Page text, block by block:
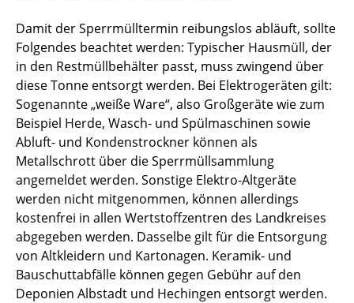
Damit der Sperrmülltermin reibungslos abläuft, sollte
Folgendes beachtet werden: Typischer Hausmüll, der
in den Restmüllbehälter passt, muss zwingend über
diese Tonne entsorgt werden. Bei Elektrogeräten gilt:
Sogenannte „weiße Ware“, also Großgeräte wie zum
Beispiel Herde, Wasch- und Spülmaschinen sowie
Abluft- und Kondenstrockner können als
Metallschrott über die Sperrmüllsammlung
angemeldet werden. Sonstige Elektro-Altgeräte
werden nicht mitgenommen, können allerdings
kostenfrei in allen Wertstoffzentren des Landkreises
abgegeben werden. Dasselbe gilt für die Entsorgung
von Altkleidern und Kartonagen. Keramik- und
Bauschuttabfälle können gegen Gebühr auf den
Deponien Albstadt und Hechingen entsorgt werden.